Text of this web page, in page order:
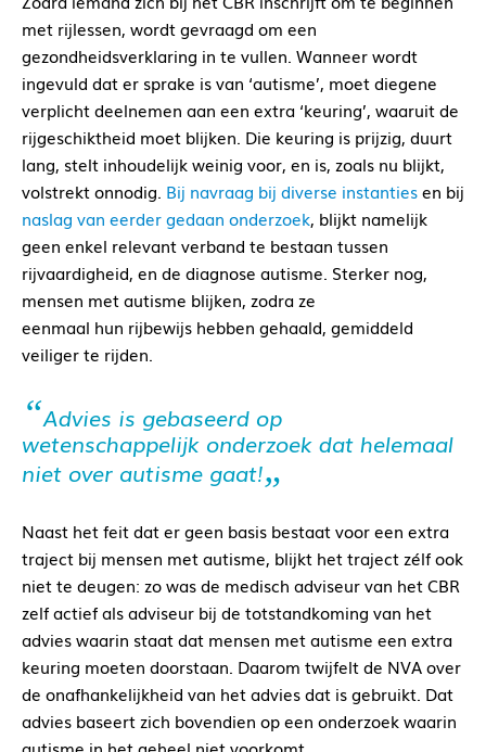
met rijlessen, wordt gevraagd om een
gezondheidsverklaring in te vullen. Wanneer wordt
ingevuld dat er sprake is van ‘autisme’, moet diegene
verplicht deelnemen aan een extra ‘keuring’, waaruit de
rijgeschiktheid moet blijken. Die keuring is prijzig, duurt
lang, stelt inhoudelijk weinig voor, en is, zoals nu blijkt,
volstrekt onnodig. Bij navraag bij diverse instantiesen bij
naslag van eerder gedaan onderzoek, blijkt namelijk
geen enkel relevant verband te bestaan tussen
rijvaardigheid, en de diagnose autisme. Sterker nog,
mensen met autisme blijken, zodra ze
eenmaal hun rijbewijs hebben gehaald, gemiddeld
veiliger te rijden.
Advies is gebaseerd op
wetenschappelijk onderzoek dat helemaal
niet over autisme gaat!
Naast het feit dat er geen basis bestaat voor een extra
traject bij mensen met autisme, blijkt het traject zélf ook
niet te deugen: zo was de medisch adviseur van het CBR
zelf actief als adviseur bij de totstandkoming van het
advies waarin staat dat mensen met autisme een extra
keuring moeten doorstaan. Daarom twijfelt de NVA over
de onafhankelijkheid van het advies dat is gebruikt. Dat
advies baseert zich bovendien op een onderzoek waarin